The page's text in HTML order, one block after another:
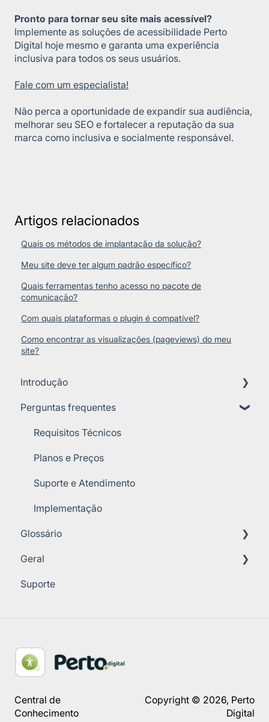
Pronto para tornar seu site mais acessível?
Implemente as soluções de acessibilidade Perto
Digital hoje mesmo e garanta uma experiência
inclusiva para todos os seus usuários.
Fale com um especialista!
Não perca a oportunidade de expandir sua audiência,
melhorar seu SEO e fortalecer a reputação da sua
marca como inclusiva e socialmente responsável.
Artigos relacionados
Quais os métodos de implantação da solução?
Meu site deve ter algum padrão específico?
Quais ferramentas tenho acesso no pacote de
comunicação?
Com quais plataformas o plugin é compatível?
Como encontrar as visualizações (pageviews) do meu
site?
Introdução
Sobre a Perto
Importância da Acessibilidade
Guia de Início
Perguntas frequentes
Requisitos Técnicos
Planos e Preços
Suporte e Atendimento
Implementação
Glossário
A
B
I
L
Geral
Plugin - Funcionalidades
Libras - Funcionalidades
Suporte
Central de
Conhecimento
Copyright © 2026, Perto
Digital